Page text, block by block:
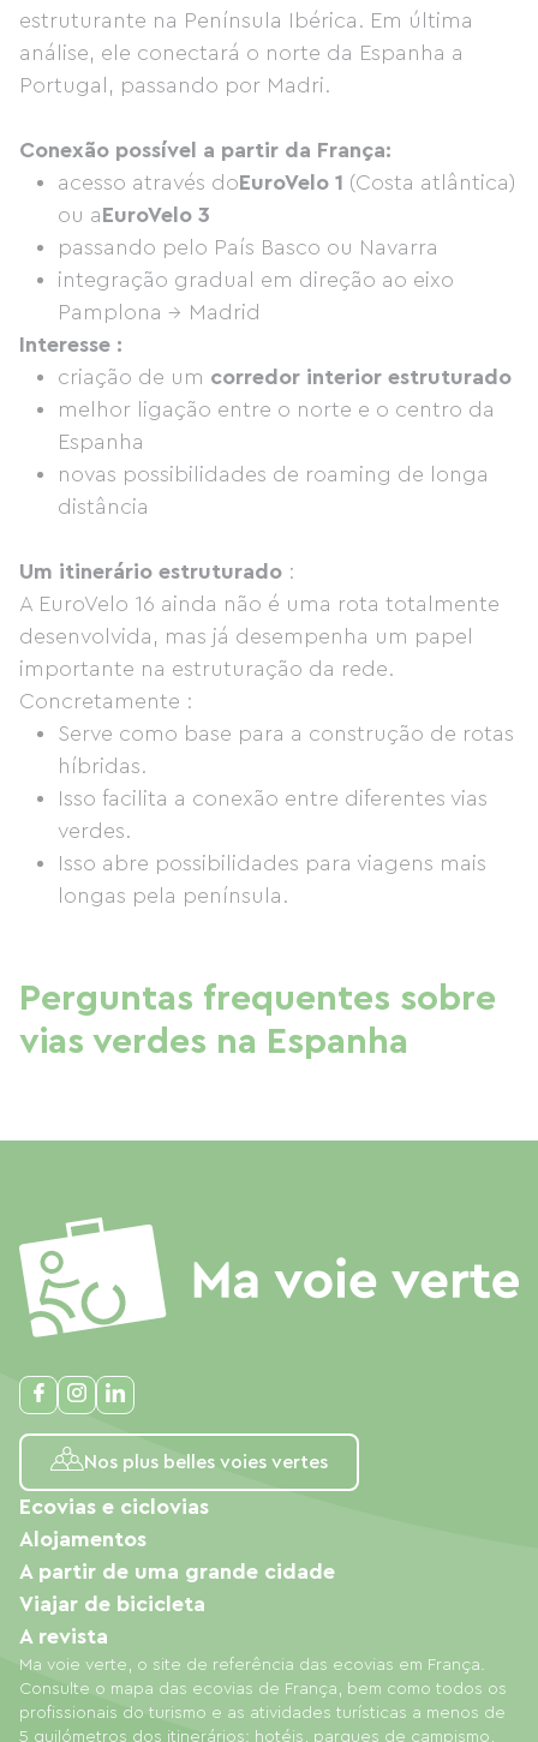
estruturante na Península Ibérica. Em última
análise, ele conectará o norte da Espanha a
Portugal, passando por Madri.
Conexão possível a partir da França:
acesso através doEuroVelo 1 (Costa atlântica)
ou aEuroVelo 3
passando pelo País Basco ou Navarra
integração gradual em direção ao eixo
Pamplona → Madrid
Interesse :
criação de um corredor interior estruturado
melhor ligação entre o norte e o centro da
Espanha
novas possibilidades de roaming de longa
distância
Um itinerário estruturado :
A EuroVelo 16 ainda não é uma rota totalmente
desenvolvida, mas já desempenha um papel
importante na estruturação da rede.
Concretamente :
Serve como base para a construção de rotas
híbridas.
Isso facilita a conexão entre diferentes vias
verdes.
Isso abre possibilidades para viagens mais
longas pela península.
Perguntas frequentes sobre
vias verdes na Espanha
Nos plus belles voies vertes
Ma voie verte, o site de referência das ecovias em França.
Consulte o mapa das ecovias de França, bem como todos os
profissionais do turismo e as atividades turísticas a menos de
5 quilómetros dos itinerários: hotéis, parques de campismo,
Ecovias e ciclovias
Alojamentos
A partir de uma grande cidade
Viajar de bicicleta
A revista